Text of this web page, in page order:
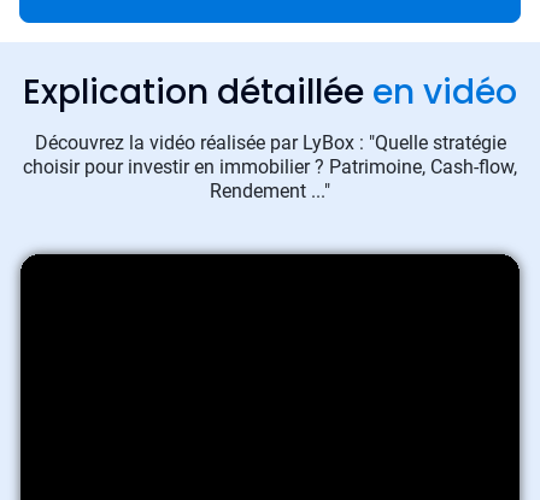
Explication détaillée en vidéo
Découvrez la vidéo réalisée par LyBox : "Quelle stratégie
choisir pour investir en immobilier ? Patrimoine, Cash-flow,
Rendement ..."